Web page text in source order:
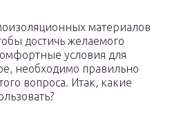
материалов
достичь желаемого
условия для
необходимо правильно
вопроса. Итак, какие